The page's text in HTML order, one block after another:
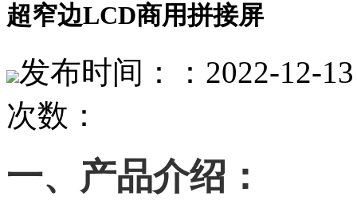
超窄边LCD商用拼接屏
发布时间：：2022-12-
次数：
一、产品介绍：